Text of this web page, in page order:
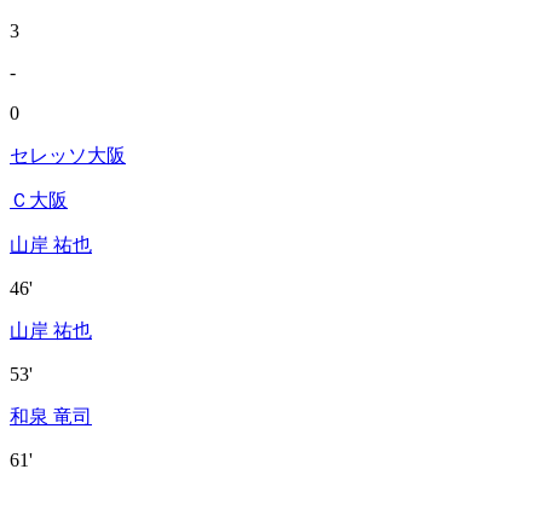
3
-
0
セレッソ大阪
Ｃ大阪
山岸 祐也
46'
山岸 祐也
53'
和泉 竜司
61'